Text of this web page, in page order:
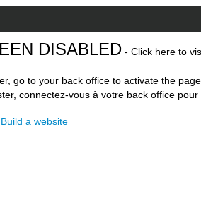
DISABLED - Click here to
go to your back office to activate the
connectez-vous à votre back office
Build a website